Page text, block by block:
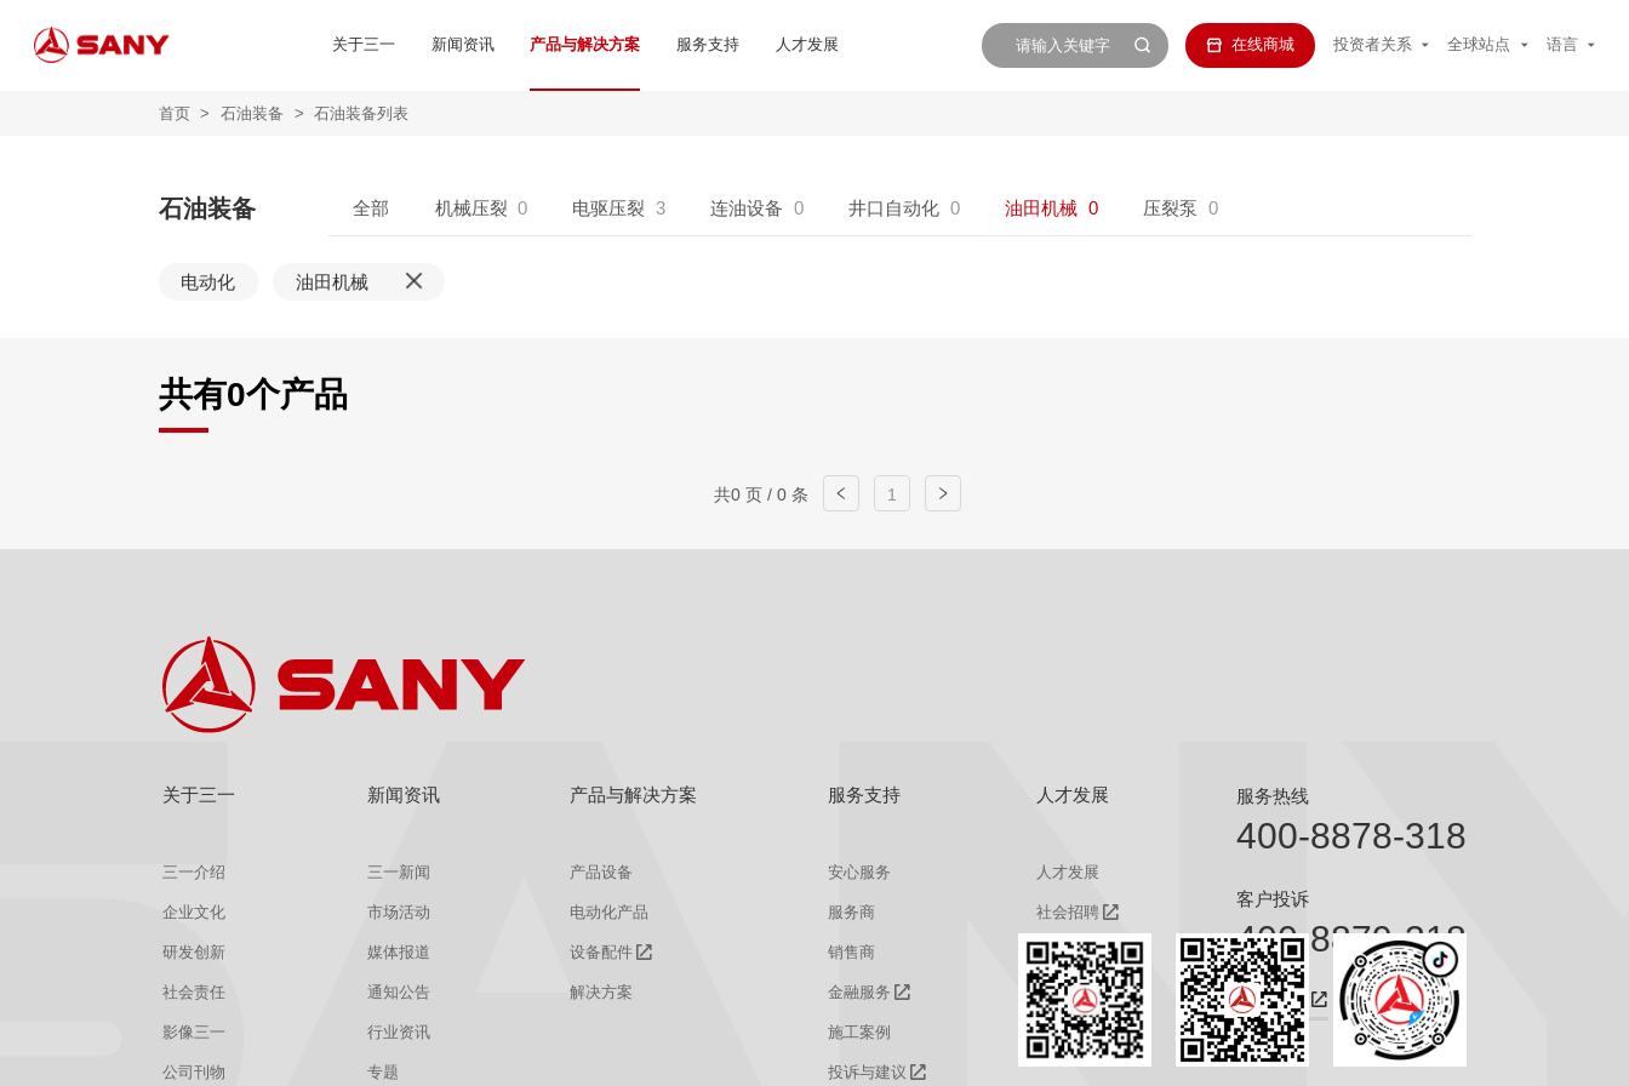
关于三一 新闻资讯 产品与解决方案 服务支持 人才发展 在线商城 投资者关系 全球站点 语言
首页 > 石油装备 > 石油装备列表
石油装备 全部 机械压裂 0 电驱压裂 3 连油设备 0 井口自动化 0 油田机械 0 压裂泵 0
电动化 油田机械
共有0个产品
共0 页 / 0 条 1
关于三一
三一介绍
企业文化
研发创新
社会责任
影像三一
公司刊物
新闻资讯
三一新闻
市场活动
媒体报道
通知公告
行业资讯
专题
产品与解决方案
产品设备
电动化产品
设备配件
解决方案
服务支持
安心服务
服务商
销售商
金融服务
施工案例
投诉与建议
人才发展
人才发展
社会招聘
校园招聘
服务热线
400-8878-318
客户投诉
400-8879-318
咨询热线